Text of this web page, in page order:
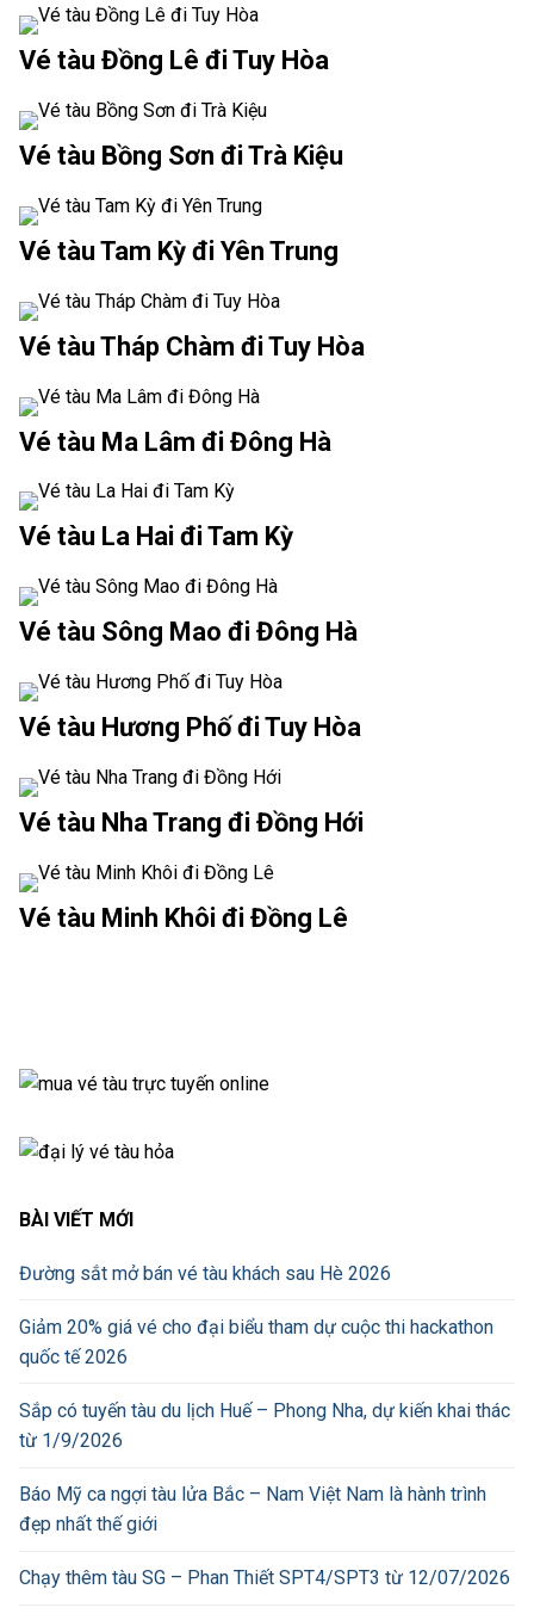
Vé tàu Đồng Lê đi Tuy Hòa
Vé tàu Bồng Sơn đi Trà Kiệu
Vé tàu Tam Kỳ đi Yên Trung
Vé tàu Tháp Chàm đi Tuy Hòa
Vé tàu Ma Lâm đi Đông Hà
Vé tàu La Hai đi Tam Kỳ
Vé tàu Sông Mao đi Đông Hà
Vé tàu Hương Phố đi Tuy Hòa
Vé tàu Nha Trang đi Đồng Hới
Vé tàu Minh Khôi đi Đồng Lê
BÀI VIẾT MỚI
Đường sắt mở bán vé tàu khách sau Hè 2026
Giảm 20% giá vé cho đại biểu tham dự cuộc thi hackathon
quốc tế 2026
Sắp có tuyến tàu du lịch Huế – Phong Nha, dự kiến khai thác
từ 1/9/2026
Báo Mỹ ca ngợi tàu lửa Bắc – Nam Việt Nam là hành trình
đẹp nhất thế giới
Chạy thêm tàu SG – Phan Thiết SPT4/SPT3 từ 12/07/2026